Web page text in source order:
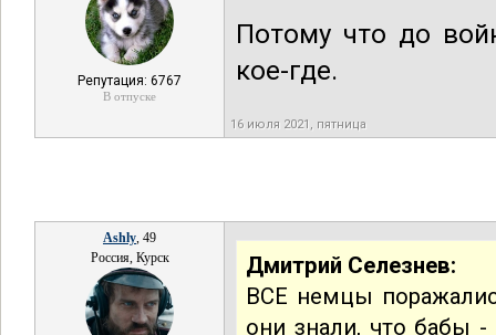
Репутация: 6767
В отпуске
Потому что до
кое-где.
16 июля 2021, пятница
Ashly, 49
Россия, Курск
Дмитрий Селезнев:
ВСЕ немцы
они знали, что бабы